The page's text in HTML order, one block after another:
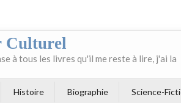
Culturel
à tous les livres qu'il me reste à lire, j'ai la
Histoire Biographie Science-